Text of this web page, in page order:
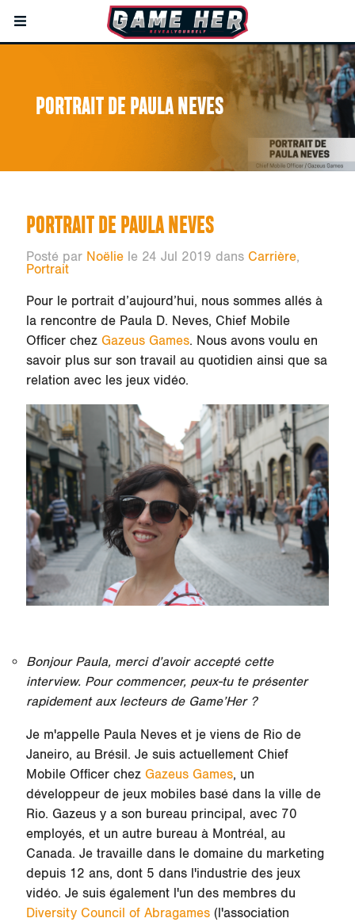
PORTRAIT DE PAULA NEVES
PORTRAIT DE PAULA NEVES
Posté par Noëliele 24 Jul 2019 dans Carrière,
Portrait
Pour le portrait d’aujourd’hui, nous sommes allés à
la rencontre de Paula D. Neves, Chief Mobile
Officer chez Gazeus Games. Nous avons voulu en
savoir plus sur son travail au quotidien ainsi que sa
relation avec les jeux vidéo.
Bonjour Paula, merci d’avoir accepté cette
interview. Pour commencer, peux-tu te présenter
rapidement aux lecteurs de Game’Her ?
Je m'appelle Paula Neves et je viens de Rio de
Janeiro, au Brésil. Je suis actuellement Chief
Mobile Officer chez Gazeus Games, un
développeur de jeux mobiles basé dans la ville de
Rio. Gazeus y a son bureau principal, avec 70
employés, et un autre bureau à Montréal, au
Canada. Je travaille dans le domaine du marketing
depuis 12 ans, dont 5 dans l'industrie des jeux
vidéo. Je suis également l'un des membres du
Diversity Council of Abragames(l'association